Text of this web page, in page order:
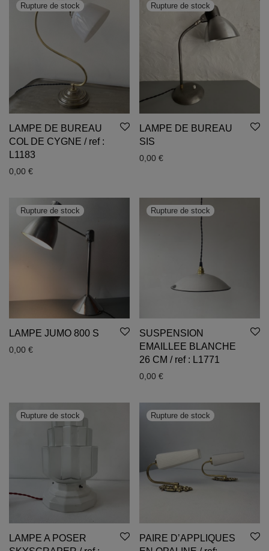
LAMPE DE BUREAU
COL DE CYGNE / ref :
L1183
0,00 €
LAMPE DE BUREAU
SIS
0,00 €
LAMPE JUMO 800 S
0,00 €
SUSPENSION
EMAILLEE BLANCHE
26 CM / ref : L1771
0,00 €
LAMPE A POSER
PAIRE D’APPLIQUES